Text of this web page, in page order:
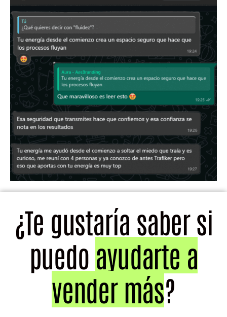
¿Te gustaría saber si
puedo ayudarte a
vender más?